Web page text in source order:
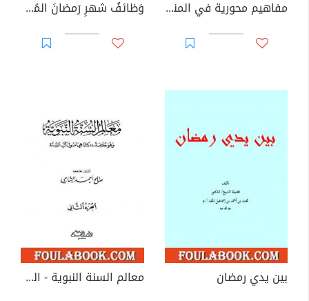
مفاهيم محورية في المنهج والمنهجية وَظائفُ شهرِ رَمضانَ المُعَظَّمِ
بين يدي رمضان
معالم السنة النبوية - الجزء الثاني: تابع المقصد الثالث العبادات - أحكام الأسرة - الحاجات الضرورية